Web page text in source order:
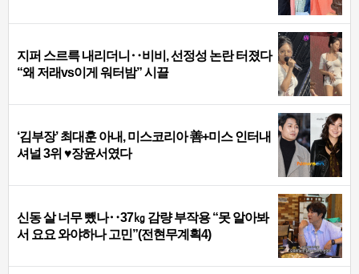
지퍼 스르륵 내리더니‥비비, 선정성 논란 터졌다
“왜 저래vs이게 워터밤” 시끌
‘김부장’ 최대훈 아내, 미스코리아 善+미스 인터내
셔널 3위 ♥장윤서였다
신동 살 너무 뺐나‥37㎏ 감량 부작용 “못 알아봐
서 요요 와야하나 고민”(전현무계획4)